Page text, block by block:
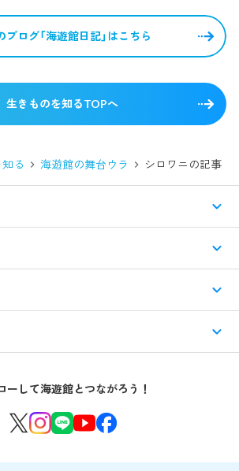
ブログ「海遊館日記」はこちら
生きものを知るTOPへ
る 海遊館の舞台ウラ シロワニ の記事
ケット
場
問い合わせ
ー
館探検隊 すたんぷノート
食事タイム
組み
ーして海遊館とつながろう！